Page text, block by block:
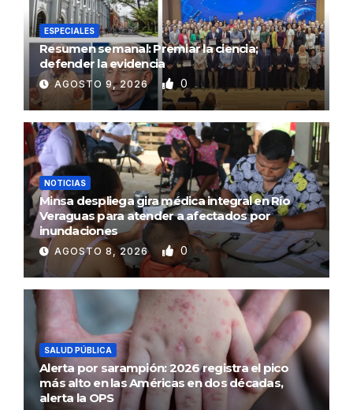
ESPECIALES
Resumen semanal: Premiar la ciencia;
defender la evidencia
AGOSTO 9, 2026 0
NOTICIAS
Minsa despliega gira médica integral en Río
Veraguas para atender a afectados por
inundaciones
AGOSTO 8, 2026 0
SALUD PÚBLICA
Alerta por sarampión: 2026 registra el pico
más alto en las Américas en dos décadas,
alerta la OPS